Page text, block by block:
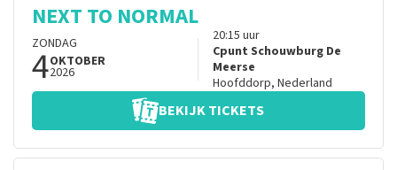
NEXT TO NORMAL
ZONDAG
4OKTOBER
2026
20:15 uur
Cpunt Schouwburg De
Meerse
Hoofddorp, Nederland
BEKIJK TICKETS